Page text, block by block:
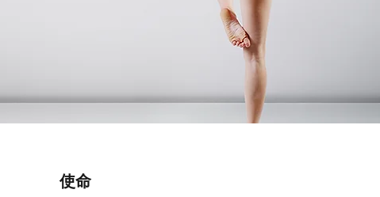
​​使命